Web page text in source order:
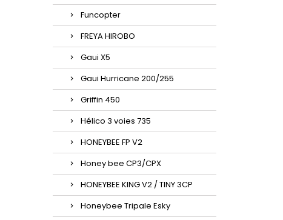
Funcopter
FREYA HIROBO
Gaui X5
Gaui Hurricane 200/255
Griffin 450
Hélico 3 voies 735
HONEYBEE FP V2
Honey bee CP3/CPX
HONEYBEE KING V2 / TINY 3CP
Honeybee Tripale Esky